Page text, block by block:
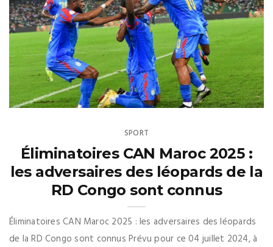
SPORT
Éliminatoires CAN Maroc 2025 :
les adversaires des léopards de la
RD Congo sont connus
Éliminatoires CAN Maroc 2025 : les adversaires des léopards
de la RD Congo sont connus Prévu pour ce 04 juillet 2024, à